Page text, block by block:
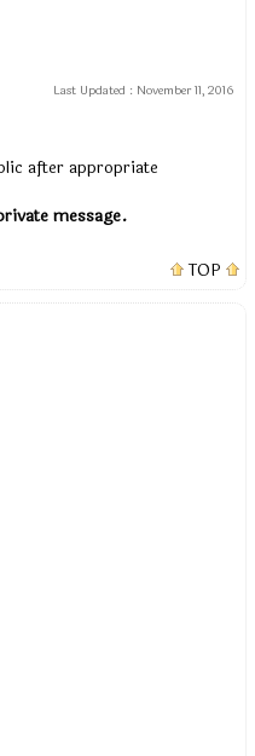
Last Updated : November 11, 2016
after appropriate
message.
TOP